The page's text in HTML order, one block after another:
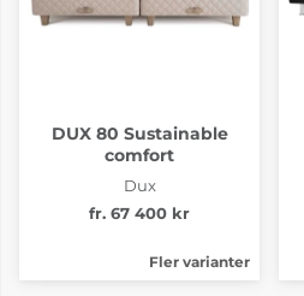
DUX 80 Sustainable
comfort
Dux
fr. 67 400 kr
Fler varianter